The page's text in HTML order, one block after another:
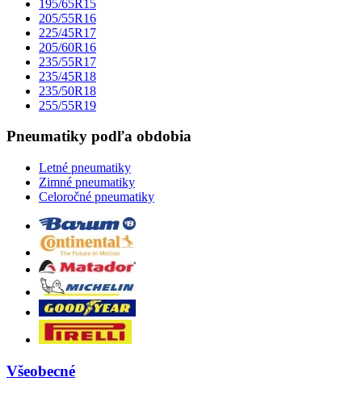
195/65R15
205/55R16
225/45R17
205/60R16
235/55R17
235/45R18
235/50R18
255/55R19
Pneumatiky podľa obdobia
Letné pneumatiky
Zimné pneumatiky
Celoročné pneumatiky
Všeobecné